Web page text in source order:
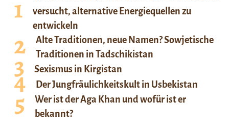
versucht, alternative Energiequellen zu
entwickeln
Alte Traditionen, neue Namen? Sowjetische
Traditionen in Tadschikistan
Sexismus in Kirgistan
Der Jungfräulichkeitskult in Usbekistan
Wer ist der Aga Khan und wofür ist er
bekannt?